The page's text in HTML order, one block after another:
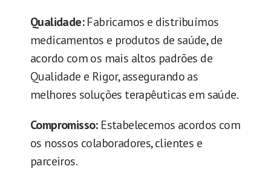
Qualidade:Fabricamos e distribuímos
medicamentos e produtos de saúde, de
acordo com os mais altos padrões de
Qualidade e Rigor, assegurando as
melhores soluções terapêuticas em saúde.
Compromisso: Estabelecemos acordos com
os nossos colaboradores, clientes e
parceiros.